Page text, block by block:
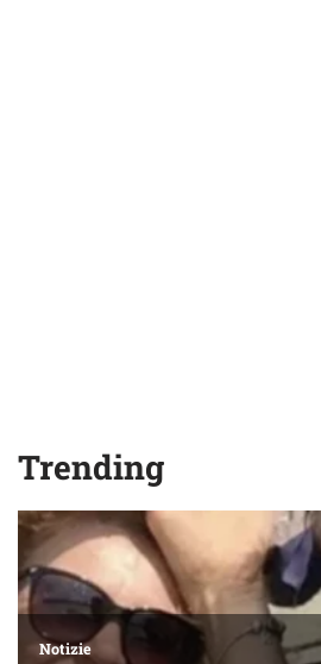
Trending